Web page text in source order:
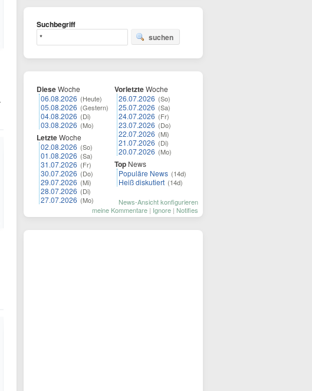
Suchbegriff
suchen
DieseWoche
06.08.2026 (Heute)
05.08.2026 (Gestern)
04.08.2026 (Di)
03.08.2026 (Mo)
LetzteWoche
02.08.2026 (So)
01.08.2026 (Sa)
31.07.2026 (Fr)
30.07.2026 (Do)
29.07.2026 (Mi)
28.07.2026 (Di)
27.07.2026 (Mo)
VorletzteWoche
26.07.2026 (So)
25.07.2026 (Sa)
24.07.2026 (Fr)
23.07.2026 (Do)
22.07.2026 (Mi)
21.07.2026 (Di)
20.07.2026 (Mo)
Top News
Populäre News (14d)
Heiß diskutiert (14d)
News-Ansicht konfigurieren
meine Kommentare | Ignore | Notifies